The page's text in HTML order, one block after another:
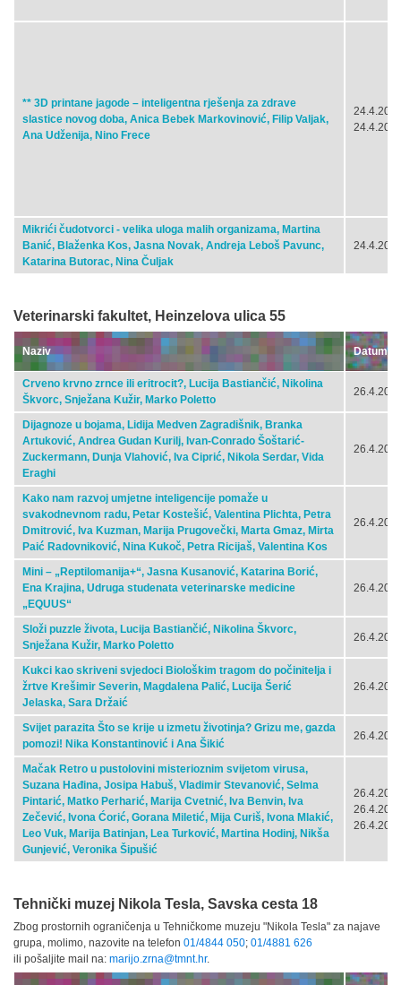
** 3D printane jagode – inteligentna rješenja za zdrave
slastice novog doba, Anica Bebek Markovinović, Filip Valjak,
Ana Udženija, Nino Frece
Mikrići čudotvorci - velika uloga malih organizama, Martina
Banić, Blaženka Kos, Jasna Novak, Andreja Leboš Pavunc,
Katarina Butorac, Nina Čuljak
Veterinarski fakultet, Heinzelova ulica 55
Naziv Datum
Crveno krvno zrnce ili eritrocit?, Lucija Bastiančić, Nikolina
Škvorc, Snježana Kužir, Marko Poletto
Dijagnoze u bojama, Lidija Medven Zagradišnik, Branka
Artuković, Andrea Gudan Kurilj, Ivan-Conrado Šoštarić-
Zuckermann, Dunja Vlahović, Iva Ciprić, Nikola Serdar, Vida
Eraghi
Kako nam razvoj umjetne inteligencije pomaže u
svakodnevnom radu, Petar Kostešić, Valentina Plichta, Petra
Dmitrović, Iva Kuzman, Marija Prugovečki, Marta Gmaz, Mirta
Paić Radovniković, Nina Kukoč, Petra Ricijaš, Valentina Kos
Mini – „Reptilomanija+“, Jasna Kusanović, Katarina Borić,
Ena Krajina, Udruga studenata veterinarske medicine
„EQUUS“
Složi puzzle života, Lucija Bastiančić, Nikolina Škvorc,
Snježana Kužir, Marko Poletto
Kukci kao skriveni svjedoci Biološkim tragom do počinitelja i
žrtve Krešimir Severin, Magdalena Palić, Lucija Šerić
Jelaska, Sara Držaić
Svijet parazita Što se krije u izmetu životinja? Grizu me, gazda
pomozi! Nika Konstantinović i Ana Šikić
Mačak Retro u pustolovini misterioznim svijetom virusa,
Suzana Hađina, Josipa Habuš, Vladimir Stevanović, Selma
Pintarić, Matko Perharić, Marija Cvetnić, Iva Benvin, Iva
Zečević, Ivona Ćorić, Gorana Miletić, Mija Curiš, Ivona Mlakić,
Leo Vuk, Marija Batinjan, Lea Turković, Martina Hodinj, Nikša
Gunjević, Veronika Šipušić
Tehnički muzej Nikola Tesla, Savska cesta 18
Zbog prostornih ograničenja u Tehničkome muzeju "Nikola Tesla" za najave
grupa, molimo, nazovite na telefon 01/4844 050; 01/4881 626
ili pošaljite mail na: marijo.zrna@tmnt.hr.